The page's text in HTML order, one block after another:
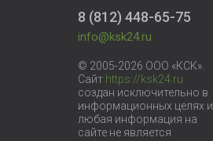
8 (812) 448-65-75
info@ksk24.ru
© 2005-2026 ООО «КСК».
Сайт https://ksk24.ru
создан исключительно в
информационных целях и
любая информация на
сайте не является